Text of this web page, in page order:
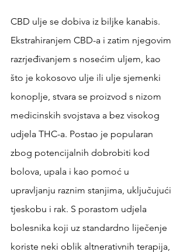
CBD ulje se dobiva iz biljke kanabis.
Ekstrahiranjem CBD-a i zatim njegovim
razrjeđivanjem s nosećim uljem, kao
što je kokosovo ulje ili ulje sjemenki
konoplje, stvara se proizvod s nizom
medicinskih svojstava a bez visokog
udjela THC-a. Postao je popularan
zbog potencijalnih dobrobiti kod
bolova, upala i kao pomoć u
upravljanju raznim stanjima, uključujući
tjeskobu i rak. S porastom udjela
bolesnika koji uz standardno liječenje
koriste neki oblik altnerativnih terapija,